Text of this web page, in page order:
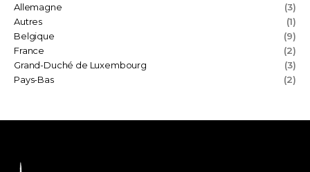
Allemagne
(3)
Autres
(1)
Belgique
(9)
France
(2)
Grand-Duché de Luxembourg
(3)
Pays-Bas
(2)